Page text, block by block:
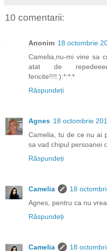
10 comentarii:
Anonim 18 octombrie
Camelia,nu-mi vine sa
atat de
fericite!!!!:):*:*:*
Răspundeți
Agnes 18 octombrie
Camelia, tu de ce nu ai
sa vad chipul persoanei
Răspundeți
Camelia
18
Agnes, pentru ca nu
Răspundeți
Camelia
18